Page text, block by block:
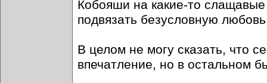
Кобояши на какие-то слащавые
подвязать безусловную
В целом не могу сказать, что
впечатление, но в остальном